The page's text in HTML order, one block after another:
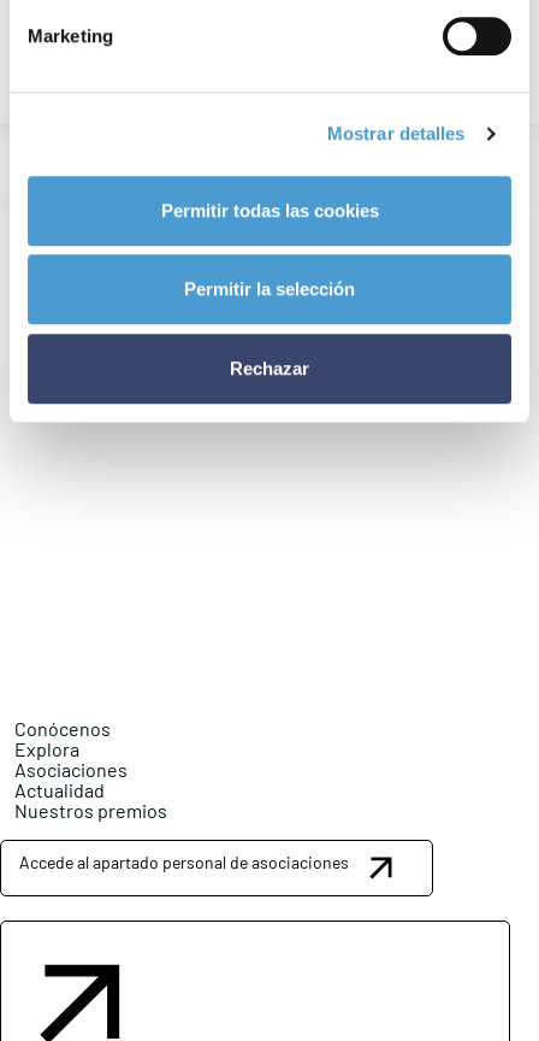
Marketing
Mostrar detalles
Permitir todas las cookies
Permitir la selección
Rechazar
Conócenos
Explora
Asociaciones
Actualidad
Nuestros premios
Accede al apartado personal de asociaciones